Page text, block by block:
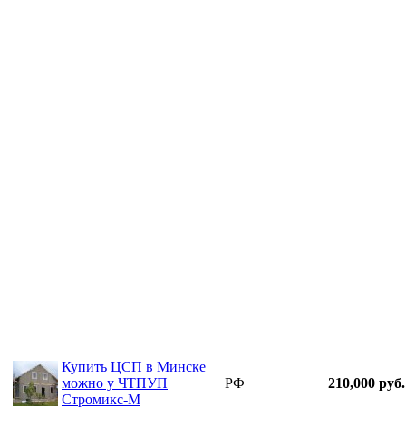
Купить ЦСП в Минске
можно у ЧТПУП
Стромикс-М
РФ 210,000 руб.